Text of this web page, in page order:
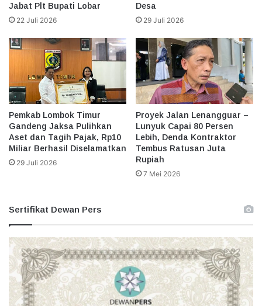
Jabat Plt Bupati Lobar
22 Juli 2026
Desa
29 Juli 2026
Pemkab Lombok Timur
Gandeng Jaksa Pulihkan
Aset dan Tagih Pajak, Rp10
Miliar Berhasil Diselamatkan
29 Juli 2026
Proyek Jalan Lenangguar –
Lunyuk Capai 80 Persen
Lebih, Denda Kontraktor
Tembus Ratusan Juta
Rupiah
7 Mei 2026
Sertifikat Dewan Pers